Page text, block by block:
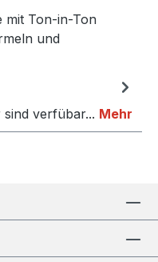
mit Ton-in-Ton
und
verfübar... Mehr